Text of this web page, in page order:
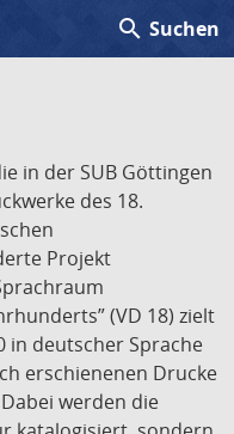
search Suchen
in der SUB Göttingen
des 18.
Projekt
(VD 18) zielt
in deutscher Sprache
erschienenen Drucke
werden die